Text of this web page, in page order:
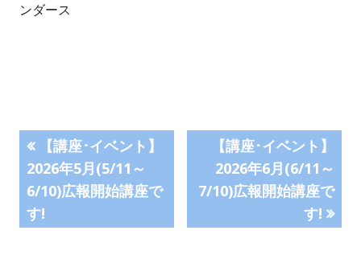
ンダース
投
稿
ナ
前
の
記
事:
【講座･イベント】
2026年5月(5/11～
6/10)広報開始講座で
す!
次
の
記
【講座･イベント】
2026年6月(6/11～
7/10)広報開始講座で
す!